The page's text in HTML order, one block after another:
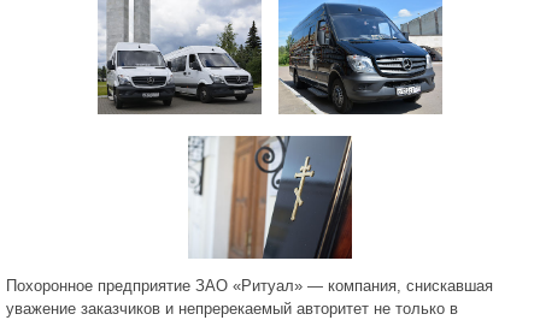
Похоронное предприятие ЗАО «Ритуал» — компания, снискавшая
уважение заказчиков и непререкаемый авторитет не только в